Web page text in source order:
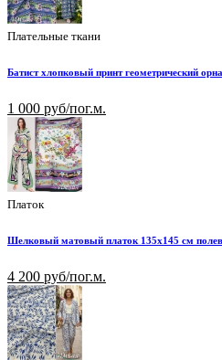
Плательные ткани
Батист хлопковый принт геометрический
1 000 руб/пог.м.
Платок
Шелковый матовый платок 135х145 см
4 200 руб/пог.м.